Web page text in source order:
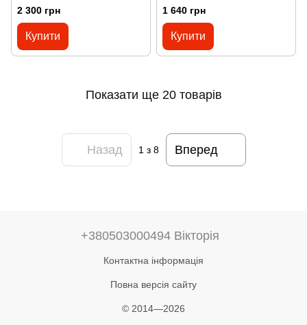
2 300 грн
Купити
1 640 грн
Купити
Показати ще 20 товарів
Назад 1з 8 Вперед
+380503000494 Вікторія
Контактна інформація
Повна версія сайту
© 2014—2026